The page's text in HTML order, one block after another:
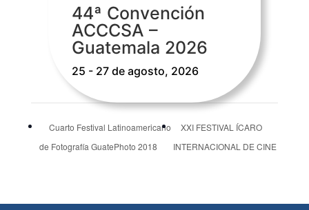
44ª Convención
ACCCSA –
Guatemala 2026
25 - 27 de agosto, 2026
Cuarto Festival Latinoamericano
de Fotografía GuatePhoto 2018
XXI FESTIVAL ÍCARO
INTERNACIONAL DE CINE